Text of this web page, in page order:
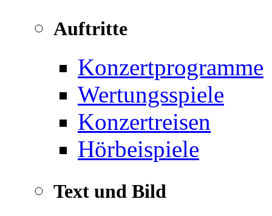
Auftritte
Konzertprogramme
Wertungsspiele
Konzertreisen
Hörbeispiele
Text und Bild